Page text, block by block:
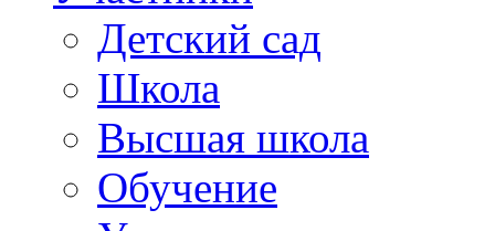
Детский сад
Школа
Высшая школа
Обучение